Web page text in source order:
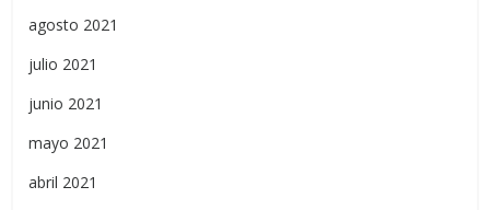
agosto 2021
julio 2021
junio 2021
mayo 2021
abril 2021